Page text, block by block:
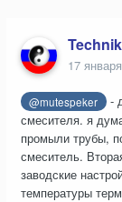
17
@mutespeker
-
смесителя. я
промыли трубы,
смеситель.
заводские
температуры